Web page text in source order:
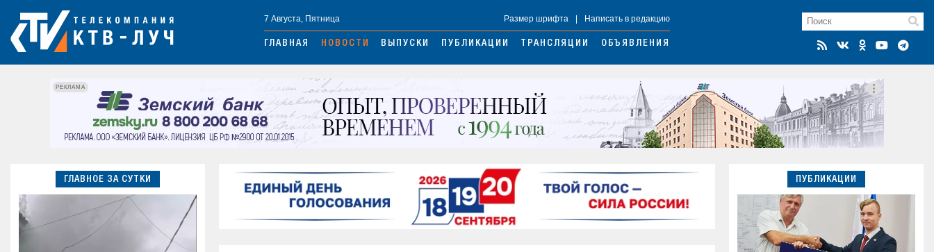
7 Августа, Пятница Размер шрифта Написать в редакцию
ГЛАВНАЯ НОВОСТИ ВЫПУСКИ ПУБЛИКАЦИИ ТРАНСЛЯЦИИ ОБЪЯВЛЕНИЯ
РЕКЛАМА
ГЛАВНОЕ ЗА СУТКИ ПУБЛИКАЦИИ